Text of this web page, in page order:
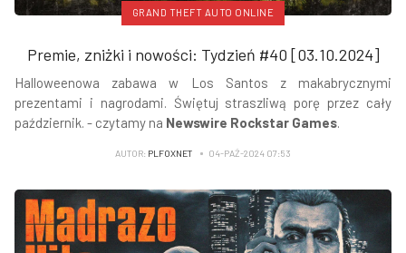
GRAND THEFT AUTO ONLINE
Premie, zniżki i nowości: Tydzień #40 [03.10.2024]
Halloweenowa zabawa w Los Santos z makabrycznymi
prezentami i nagrodami. Świętuj straszliwą porę przez cały
październik. - czytamy na Newswire Rockstar Games.
AUTOR: PLFOXNET 04-PAŹ-2024 07:53